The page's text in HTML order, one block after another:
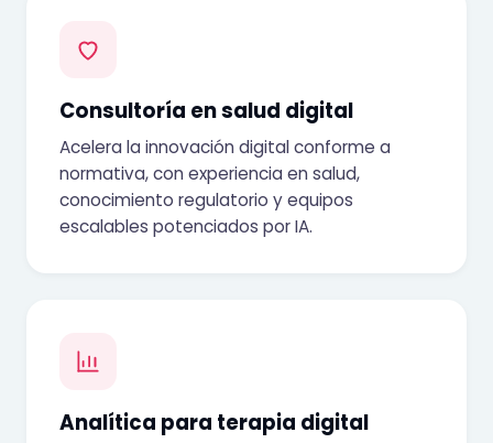
Consultoría en salud digital
Acelera la innovación digital conforme a
normativa, con experiencia en salud,
conocimiento regulatorio y equipos
escalables potenciados por IA.
Analítica para terapia digital